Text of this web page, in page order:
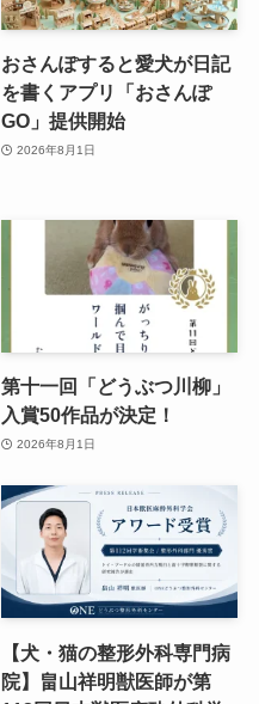
おさんぽすると愛犬が日記
を書くアプリ「おさんぽ
GO」提供開始
2026年8月1日
第十一回「どうぶつ川柳」
入賞50作品が決定！
2026年8月1日
【犬・猫の整形外科専門病
院】畠山祥明獣医師が第